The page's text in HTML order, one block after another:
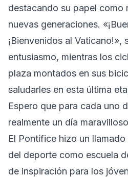
destacando su papel como
nuevas generaciones.
¡Bienvenidos al Vaticano!»,
entusiasmo, mientras los
plaza montados en sus
saludarles en esta última
Espero que para cada uno
realmente un día
El Pontífice hizo un
del deporte como escuela
de inspiración para los